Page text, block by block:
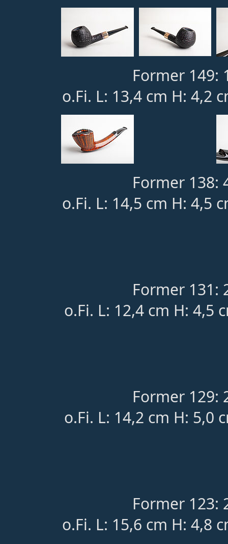
Former 149:
o.Fi. L: 13,4 cm H: 4,2
Former 138:
o.Fi. L: 14,5 cm H: 4,5
Former 131:
o.Fi. L: 12,4 cm H: 4,5
Former 129:
o.Fi. L: 14,2 cm H: 5,0
Former 123:
o.Fi. L: 15,6 cm H: 4,8